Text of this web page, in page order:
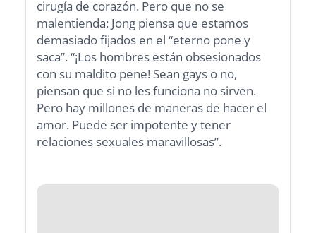
cirugía de corazón. Pero que no se
malentienda: Jong piensa que estamos
demasiado fijados en el “eterno pone y
saca”. “¡Los hombres están obsesionados
con su maldito pene! Sean gays o no,
piensan que si no les funciona no sirven.
Pero hay millones de maneras de hacer el
amor. Puede ser impotente y tener
relaciones sexuales maravillosas”.